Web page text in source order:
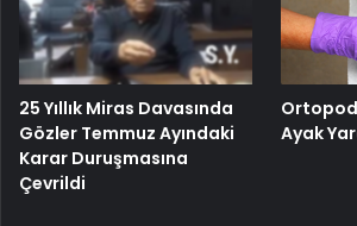
25 Yıllık Miras Davasında
Gözler Temmuz Ayındaki
Karar Duruşmasına
Çevrildi
Ayak